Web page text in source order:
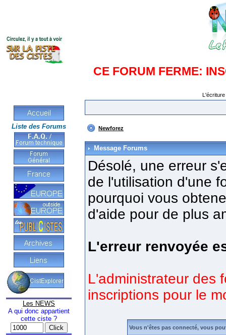
CE FORUM FERME:
Liste des Forums
Les NEWS
A qui donc appartient
cette ciste ?
Newforez
Message Forums
Désolé, une erreur
de l'utilisation d'une
pourquoi vous
d'aide pour de plus
L'erreur renvoyée
L'administrateur des
inscriptions pour le
Vous n'êtes pas connecté, vous